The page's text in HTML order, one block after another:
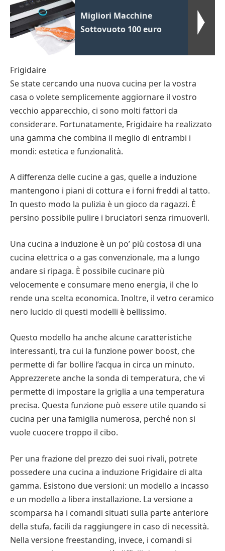
Migliori Macchine
Sottovuoto 100 euro
Frigidaire
Se state cercando una nuova cucina per la vostra
casa o volete semplicemente aggiornare il vostro
vecchio apparecchio, ci sono molti fattori da
considerare. Fortunatamente, Frigidaire ha realizzato
una gamma che combina il meglio di entrambi i
mondi: estetica e funzionalità.
A differenza delle cucine a gas, quelle a induzione
mantengono i piani di cottura e i forni freddi al tatto.
In questo modo la pulizia è un gioco da ragazzi. È
persino possibile pulire i bruciatori senza rimuoverli.
Una cucina a induzione è un po’ più costosa di una
cucina elettrica o a gas convenzionale, ma a lungo
andare si ripaga. È possibile cucinare più
velocemente e consumare meno energia, il che lo
rende una scelta economica. Inoltre, il vetro ceramico
nero lucido di questi modelli è bellissimo.
Questo modello ha anche alcune caratteristiche
interessanti, tra cui la funzione power boost, che
permette di far bollire l’acqua in circa un minuto.
Apprezzerete anche la sonda di temperatura, che vi
permette di impostare la griglia a una temperatura
precisa. Questa funzione può essere utile quando si
cucina per una famiglia numerosa, perché non si
vuole cuocere troppo il cibo.
Per una frazione del prezzo dei suoi rivali, potrete
possedere una cucina a induzione Frigidaire di alta
gamma. Esistono due versioni: un modello a incasso
e un modello a libera installazione. La versione a
scomparsa ha i comandi situati sulla parte anteriore
della stufa, facili da raggiungere in caso di necessità.
Nella versione freestanding, invece, i comandi si